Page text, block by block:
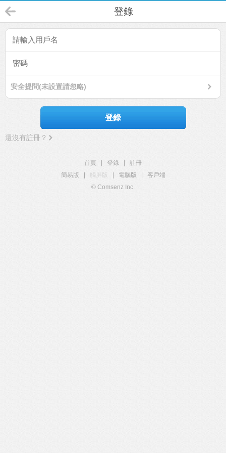
登錄
安全提問(未設置請忽略)
登錄
還沒有註冊？
首頁 登錄
註冊
簡易版
觸屏版 電腦版
客戶端
© Comsenz Inc.